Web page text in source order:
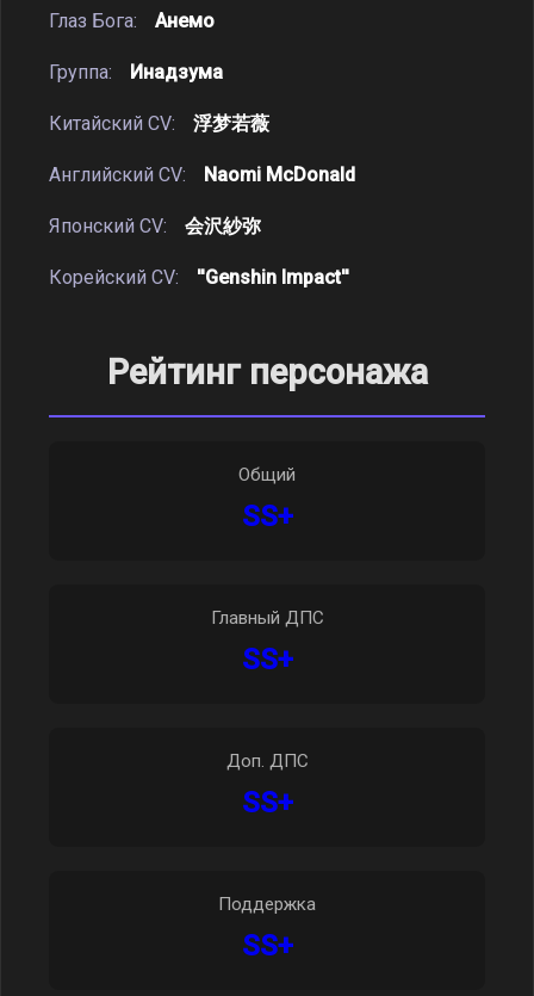
Глаз Бога: Анемо
Группа: Инадзума
Китайский CV: 浮梦若薇
Английский CV: Naomi McDonald
Японский CV: 会沢紗弥
Корейский CV: ''Genshin Impact''
Рейтинг персонажа
Общий
SS+
Главный ДПС
SS+
Доп. ДПС
SS+
Поддержка
SS+